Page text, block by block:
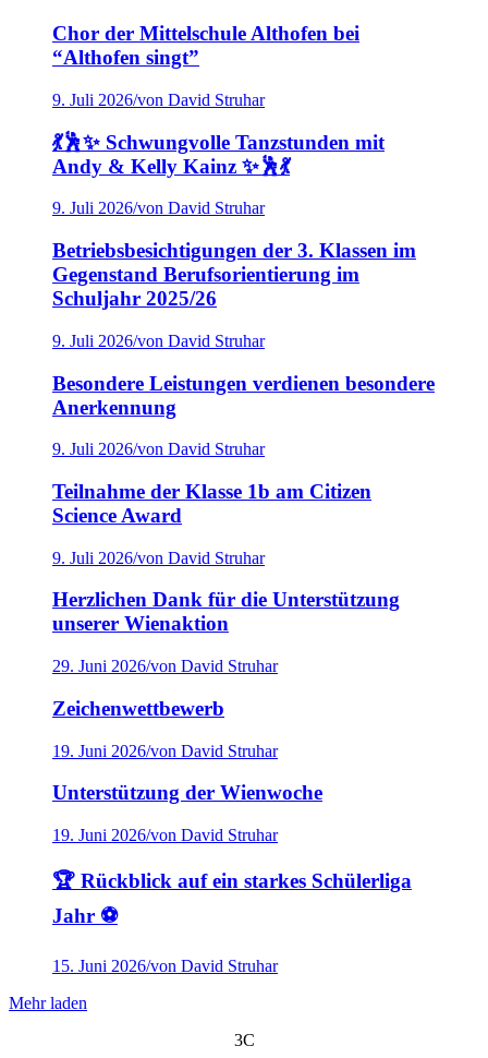
Chor der Mittelschule Althofen bei
“Althofen singt”
9. Juli 2026/von David Struhar
💃🕺✨ Schwungvolle Tanzstunden mit
Andy & Kelly Kainz ✨🕺💃
9. Juli 2026/von David Struhar
Betriebsbesichtigungen der 3. Klassen im
Gegenstand Berufsorientierung im
Schuljahr 2025/26
9. Juli 2026/von David Struhar
Besondere Leistungen verdienen besondere
Anerkennung
9. Juli 2026/von David Struhar
Teilnahme der Klasse 1b am Citizen
Science Award
9. Juli 2026/von David Struhar
Herzlichen Dank für die Unterstützung
unserer Wienaktion
29. Juni 2026/von David Struhar
Zeichenwettbewerb
19. Juni 2026/von David Struhar
Unterstützung der Wienwoche
19. Juni 2026/von David Struhar
🏆 Rückblick auf ein starkes Schülerliga
Jahr ⚽
15. Juni 2026/von David Struhar
Mehr laden
3C